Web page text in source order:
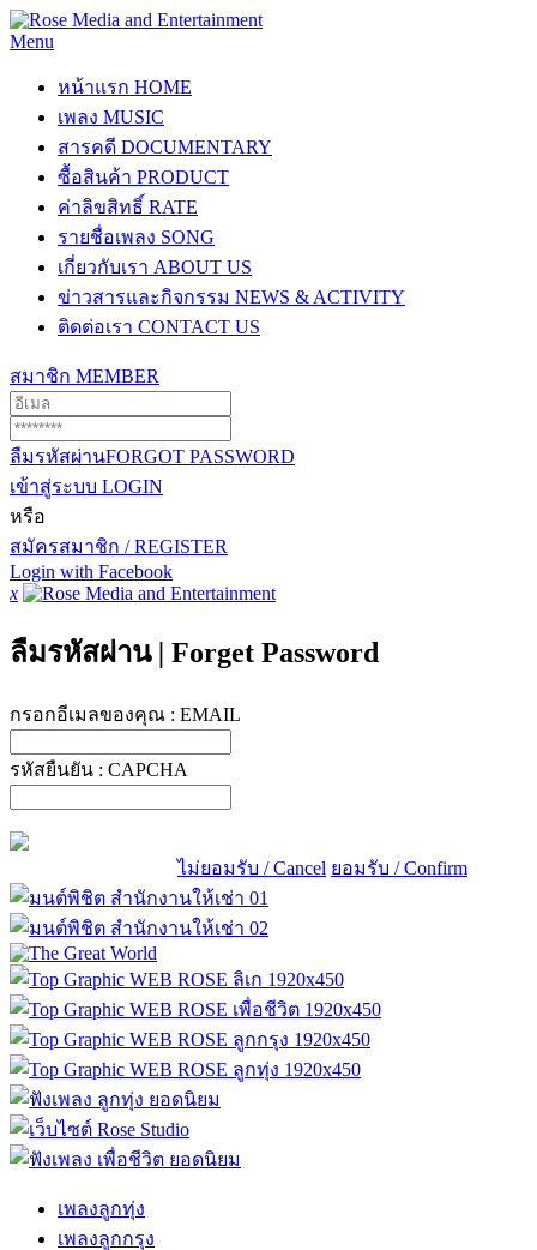
Menu
หน้าแรก HOME
เพลง MUSIC
สารคดี DOCUMENTARY
ซื้อสินค้า PRODUCT
ค่าลิขสิทธิ์ RATE
รายชื่อเพลง SONG
เกี่ยวกับเรา ABOUT US
ข่าวสารและกิจกรรม NEWS & ACTIVITY
ติดต่อเรา CONTACT US
สมาชิก MEMBER
ลืมรหัสผ่านFORGOT PASSWORD
เข้าสู่ระบบ LOGIN
หรือ
สมัครสมาชิก / REGISTER
Login with Facebook
x
ลืมรหัสผ่าน | Forget Password
กรอกอีเมลของคุณ : EMAIL
รหัสยืนยัน : CAPCHA
ไม่ยอมรับ / Cancel ยอมรับ / Confirm
เพลงลูกทุ่ง
เพลงลูกกรุง